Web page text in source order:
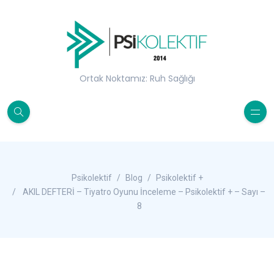
Ortak Noktamız: Ruh Sağlığı
Psikolektif Blog
Psikolektif +
AKIL DEFTERİ – Tiyatro Oyunu İnceleme – Psikolektif + – Sayı –
8